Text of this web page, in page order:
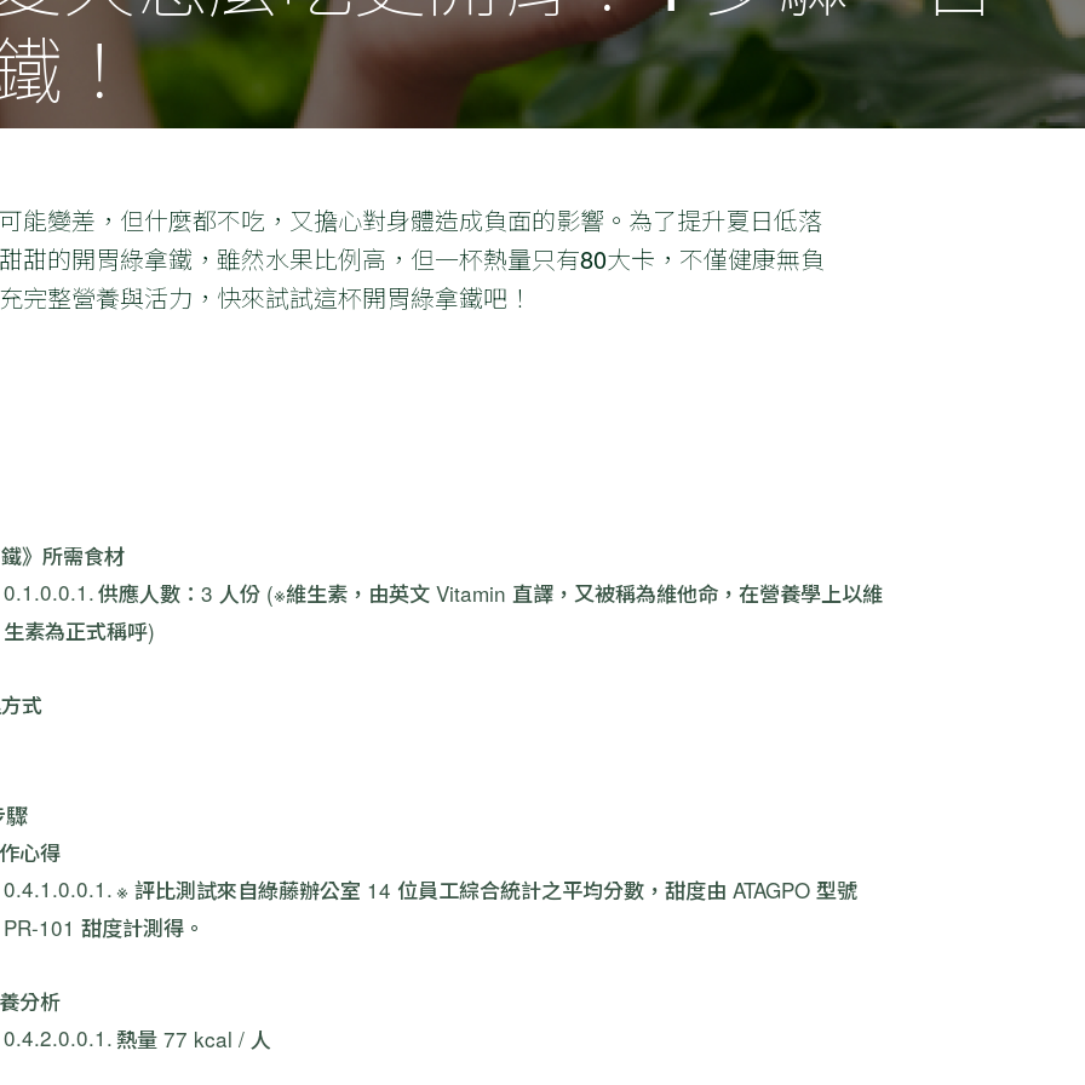
！
能變差，但什麼都不吃，又擔心對身體造成負面的影響。為了提升夏日低落
甜的開胃綠拿鐵，雖然水果比例高，但一杯熱量只有80大卡，不僅健康無負
完整營養與活力，快來試試這杯開胃綠拿鐵吧！
》所需食材
供應人數：3 人份 (※維生素，由英文 Vitamin 直譯，又被稱為維他命，在營養學上以維
生素為正式稱呼)
式
心得
※ 評比測試來自綠藤辦公室 14 位員工綜合統計之平均分數，甜度由 ATAGPO 型號
PR-101 甜度計測得。
分析
熱量 77 kcal / 人